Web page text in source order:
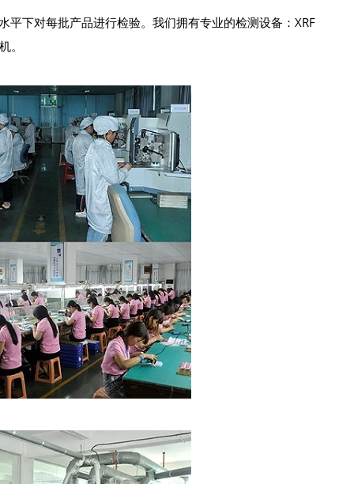
下对每批产品进行检验。我们拥有专业的检测设备：XRF
。